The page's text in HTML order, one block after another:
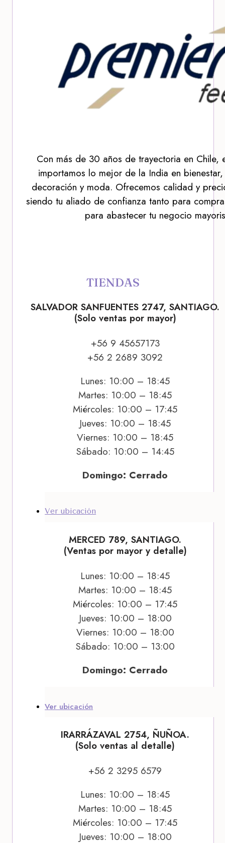
Con más de 30 años de trayectoria en Chile,
importamos lo mejor de la India en
decoración y moda. Ofrecemos calidad y
siendo tu aliado de confianza tanto para
para abastecer tu negocio
TIENDAS
SALVADOR SANFUENTES 2747, SANTIAGO.
(Solo ventas por mayor)
+56 9 45657173
+56 2 2689 3092
Lunes: 10:00 – 18:45
Martes: 10:00 – 18:45
Miércoles: 10:00 – 17:45
Jueves: 10:00 – 18:45
Viernes: 10:00 – 18:45
Sábado: 10:00 – 14:45
Domingo: Cerrado
Ver ubicación
MERCED 789, SANTIAGO.
(Ventas por mayor y detalle)
Lunes: 10:00 – 18:45
Martes: 10:00 – 18:45
Miércoles: 10:00 – 17:45
Jueves: 10:00 – 18:00
Viernes: 10:00 – 18:00
Sábado: 10:00 – 13:00
Domingo: Cerrado
Ver ubicación
IRARRÁZAVAL 2754, ÑUÑOA.
(Solo ventas al detalle)
+56 2 3295 6579
Lunes: 10:00 – 18:45
Martes: 10:00 – 18:45
Miércoles: 10:00 – 17:45
Jueves: 10:00 – 18:00